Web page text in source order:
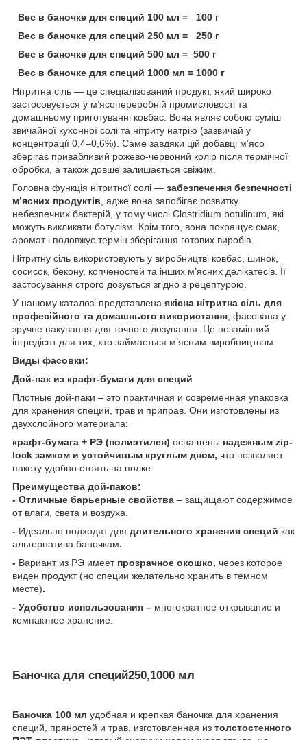
Вес в баночке для специй 100 мл = 100 г
Вес в баночке для специй 250 мл = 250 г
Вес в баночке для специй 500 мл = 500 г
Вес в баночке для специй 1000 мл = 1000 г
Нітритна сіль — це спеціалізований продукт, який широко
застосовується у м’ясопереробній промисловості та
домашньому приготуванні ковбас. Вона являє собою суміш
звичайної кухонної солі та нітриту натрію (зазвичай у
концентрації 0,4–0,6%). Саме завдяки цій добавці м’ясо
зберігає привабливий рожево-червоний колір після термічної
обробки, а також довше залишається свіжим.
Головна функція нітритної солі — забезпечення безпечності
м’ясних продуктів , адже вона запобігає розвитку
небезпечних бактерій, у тому числі Clostridium botulinum, які
можуть викликати ботулізм. Крім того, вона покращує смак,
аромат і подовжує термін зберігання готових виробів.
Нітритну сіль використовують у виробництві ковбас, шинок,
сосисок, бекону, копченостей та інших м’ясних делікатесів. Її
застосування строго дозується згідно з рецептурою.
У нашому каталозі представлена якісна нітритна сіль для
професійного та домашнього використання , фасована у
зручне пакування для точного дозування. Це незамінний
інгредієнт для тих, хто займається м’ясним виробництвом.
Виды фасовки:
Дой-пак из крафт-бумаги для специй
Плотные дой-паки – это практичная и современная упаковка
для хранения специй, трав и приправ. Они изготовлены из
двухслойного материала:
крафт-бумага + РЭ (полиэтилен) оснащены надежным zip-
lock замком и устойчивым круглым дном, что позволяет
пакету удобно стоять на полке.
Преимущества дой-паков:
- Отличные барьерные свойства – защищают содержимое
от влаги, света и воздуха.
- Идеально подходят для длительного хранения специй как
альтернатива баночкам.
- Вариант из РЭ имеетпрозрачное окошко, через которое
виден продукт (но специи желательно хранить в темном
месте).
- Удобство использования – многократное открывание и
компактное хранение.
Баночка для специй250,1000 мл
Баночка 100 мл удобная и крепкая баночка для хранения
специй, пряностей и трав, изготовленная из толстостенного